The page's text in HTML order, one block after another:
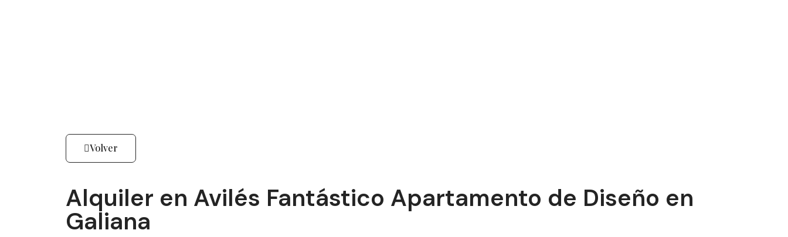
Volver
Alquiler en Avilés Fantástico Apartamento de Diseño en
Galiana